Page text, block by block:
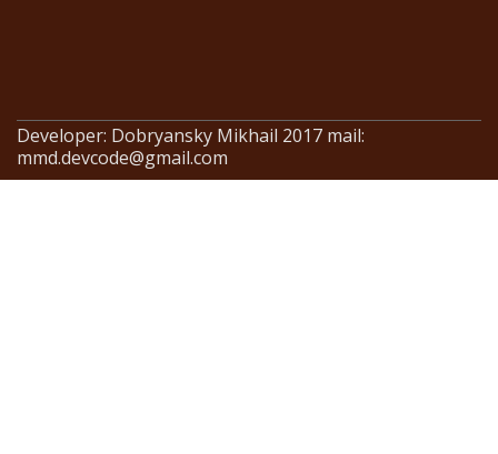
Developer: Dobryansky Mikhail 2017 mail:
mmd.devcode@gmail.com